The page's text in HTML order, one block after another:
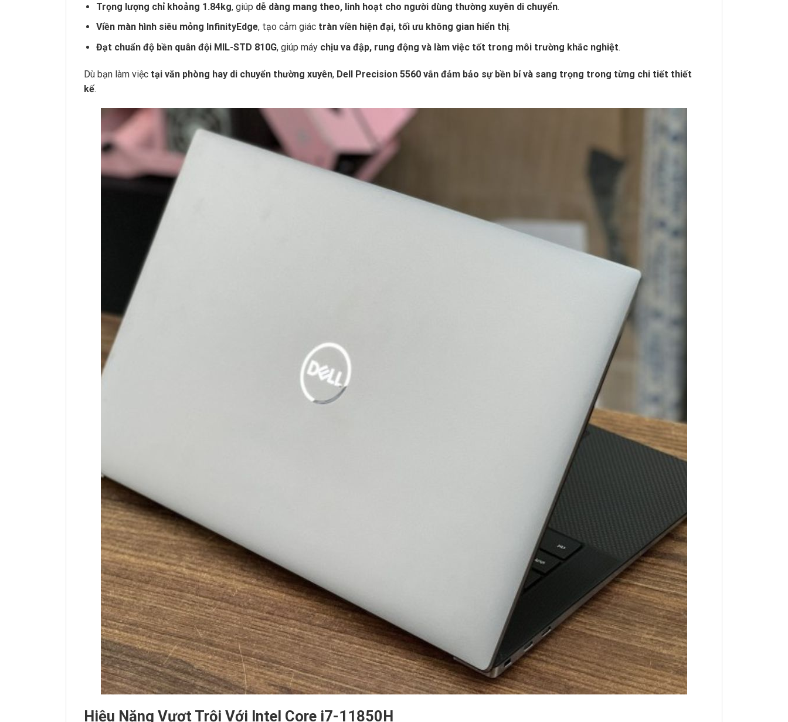
Trọng lượng chỉ khoảng 1.84kg, giúp dễ dàng mang theo, linh hoạt cho người dùng thường xuyên di chuyển.
Viền màn hình siêu mỏng InfinityEdge, tạo cảm giác tràn viền hiện đại, tối ưu không gian hiển thị.
Đạt chuẩn độ bền quân đội MIL-STD 810G, giúp máy chịu va đập, rung động và làm việc tốt trong môi trường khắc nghiệt.
Dù bạn làm việc tại văn phòng hay di chuyển thường xuyên, Dell Precision 5560 vẫn đảm bảo sự bền bỉ và sang trọng trong từng chi tiết thiết
kế.
Hiệu Năng Vượt Trội Với Intel Core i7-11850H